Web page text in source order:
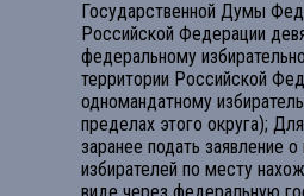
Государственной Думы
Российской Федерации
федеральному
территории Российской
одномандатному
пределах этого округа);
заранее подать заявление
избирателей по месту